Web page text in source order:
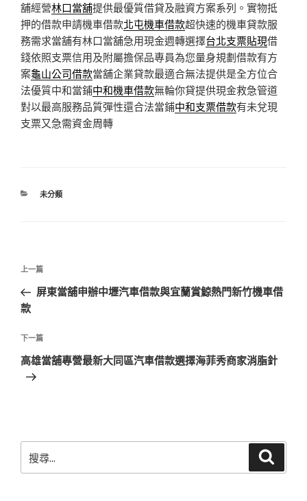
舖經營林口當舖提供最優質借貸及融資方案系列。實物抵
押的借款申請機車借款北屯機車借款超快速的機車貸款服
務需求當舖有林口當舖急用現金週轉選擇台北支票貼現借
錢依照支票信用及附屬擔保品專員為您量身規劃借款有方
案龜山公司借款當舖企業貸款最適合無法提供是全方位合
法優質中和當鋪中和機車借款無輪你貸提供現金救急管道
對以最高服務品質彈性還合法當鋪中和支票借款有未兌現
支票又急需資金周轉
分
未分類
文
導
覽
上
一
篇
章
上一篇
屏東當舖申辦中壢汽車借款與宜蘭賞鯨熱門新竹機車借
款
下
一
篇
下一篇
高雄當舖專營最新大同區汽車借款選擇海菲秀商家消脂針
尋